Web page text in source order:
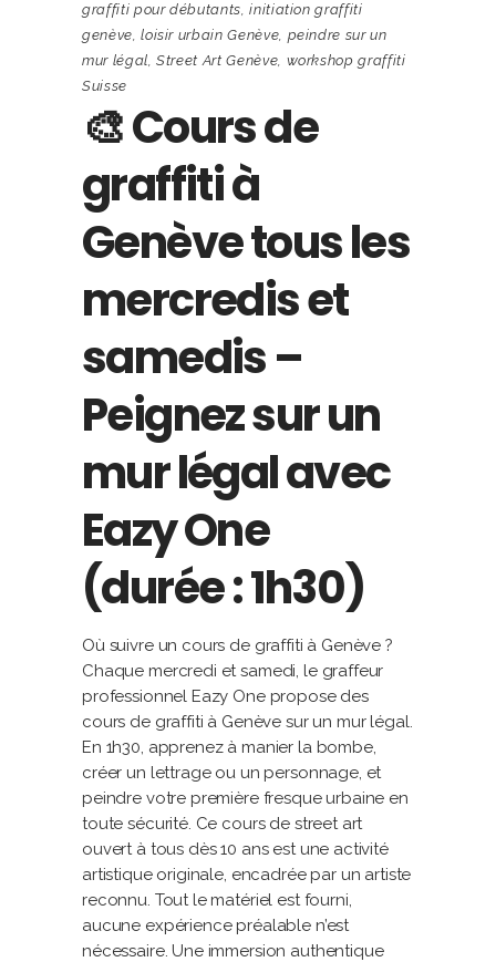
graffiti pour débutants,initiation graffiti
genève,loisir urbain Genève, peindre sur un
mur légal,Street Art Genève, workshop graffiti
Suisse
🎨 Cours de
graffiti à
Genève tous les
mercredis et
samedis –
Peignez sur un
mur légal avec
Eazy One
(durée : 1h30)
Où suivre un cours de graffiti à Genève ?
Chaque mercredi et samedi, le graffeur
professionnel Eazy One propose des
cours de graffiti à Genève sur un mur légal.
En 1h30, apprenez à manier la bombe,
créer un lettrage ou un personnage, et
peindre votre première fresque urbaine en
toute sécurité. Ce cours de street art
ouvert à tous dès 10 ans est une activité
artistique originale, encadrée par un artiste
reconnu. Tout le matériel est fourni,
aucune expérience préalable n’est
nécessaire. Une immersion authentique